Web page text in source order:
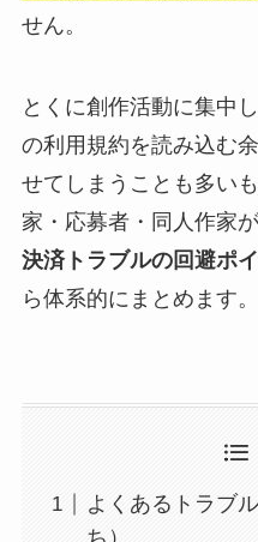
せん。
とくに創作活動に集中
の利用規約を読み込む
せてしまうことも多い
家・応募者・同人作家
決済トラブルの回避ポ
ら体系的にまとめます。
よくあるトラブ